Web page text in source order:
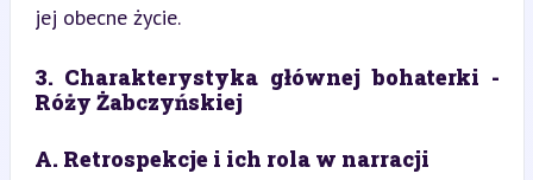
jej obecne życie.
3. Charakterystyka głównej bohaterki -
Róży Żabczyńskiej
A. Retrospekcje i ich rola w narracji